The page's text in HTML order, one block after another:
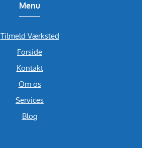
Menu
Tilmeld Værksted
Forside
Kontakt
Om os
Services
Blog